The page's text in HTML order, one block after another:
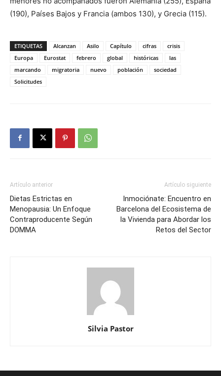
(190), Países Bajos y Francia (ambos 130), y Grecia (115).
ETIQUETAS Alcanzan Asilo Capítulo cifras
crisis
Europa
Eurostat febrero global históricas
las
marcando
migratoria nuevo población
sociedad
Solicitudes
Artículo anterior
Dietas Estrictas en
Menopausia: Un Enfoque
Contraproducente Según
DOMMA
Artículo siguiente
Inmociónate: Encuentro en
Barcelona del Ecosistema de
la Vivienda para Abordar los
Retos del Sector
Silvia Pastor